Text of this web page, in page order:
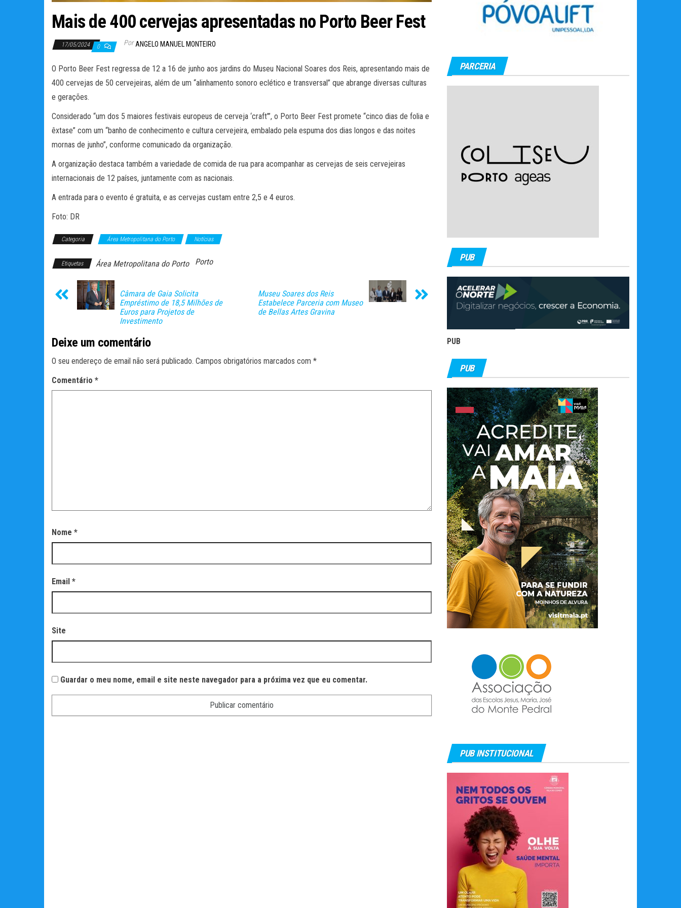
Mais de 400 cervejas apresentadas no Porto Beer Fest
17/05/2024 0 Por ANGELO MANUEL MONTEIRO
O Porto Beer Fest regressa de 12 a 16 de junho aos jardins do Museu Nacional Soares dos Reis, apresentando mais de
400 cervejas de 50 cervejeiras, além de um “alinhamento sonoro eclético e transversal” que abrange diversas culturas
e gerações.
Considerado “um dos 5 maiores festivais europeus de cerveja ‘craft’”, o Porto Beer Fest promete “cinco dias de folia e
êxtase” com um “banho de conhecimento e cultura cervejeira, embalado pela espuma dos dias longos e das noites
mornas de junho”, conforme comunicado da organização.
A organização destaca também a variedade de comida de rua para acompanhar as cervejas de seis cervejeiras
internacionais de 12 países, juntamente com as nacionais.
A entrada para o evento é gratuita, e as cervejas custam entre 2,5 e 4 euros.
Foto: DR
Categoria Área Metropolitana do Porto Notícias
Etiquetas Área Metropolitana do Porto Porto
Câmara de Gaia Solicita
Empréstimo de 18,5 Milhões de
Euros para Projetos de
Investimento
Museu Soares dos Reis
Estabelece Parceria com Museo
de Bellas Artes Gravina
Deixe um comentário
O seu endereço de email não será publicado. Campos obrigatórios marcados com *
Comentário *
Nome *
Email *
Site
Guardar o meu nome, email e site neste navegador para a próxima vez que eu comentar.
PARCERIA
PUB
PUB
PUB
PUB INSTITUCIONAL